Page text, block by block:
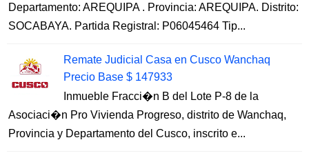
Departamento: AREQUIPA . Provincia: AREQUIPA. Distrito:
SOCABAYA. Partida Registral: P06045464 Tip...
Remate Judicial Casa en Cusco Wanchaq
Precio Base $ 147933
Inmueble Fracci�n B del Lote P-8 de la
Asociaci�n Pro Vivienda Progreso, distrito de Wanchaq,
Provincia y Departamento del Cusco, inscrito e...